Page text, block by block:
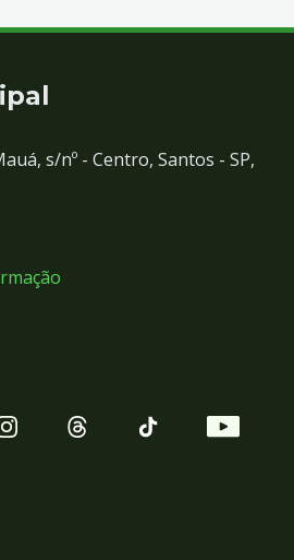
s/nº - Centro, Santos - SP,